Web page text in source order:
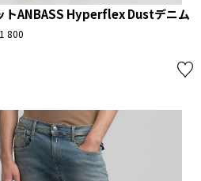
トANBASS Hyperflex Dustデニム
800